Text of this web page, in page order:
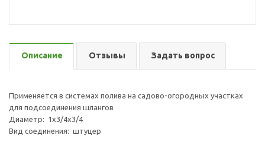
Описание Отзывы Задать вопрос
Применяется в системах полива на садово-огородных участках
для подсоединения шлангов
Диаметр: 1х3/4х3/4
Вид соединения: штуцер